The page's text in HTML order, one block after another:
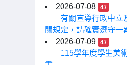
2026-07-08
47
有關宣導行政中立
關規定，請確實遵守一
2026-07-09
47
115學年度學生美